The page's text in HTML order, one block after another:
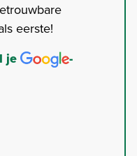
eerste!
je
-